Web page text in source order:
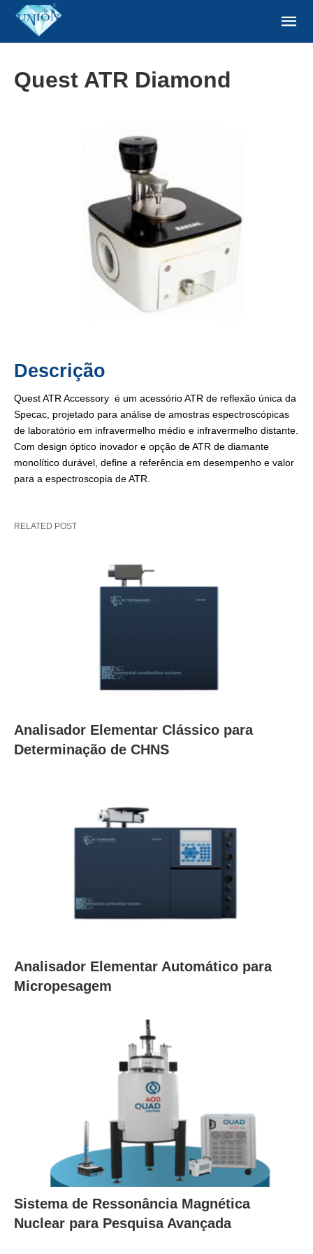
Quest ATR Diamond
Descrição
Quest ATR Accessory é um acessório ATR de reflexão única da
Specac, projetado para análise de amostras espectroscópicas
de laboratório em infravermelho médio e infravermelho distante.
Com design óptico inovador e opção de ATR de diamante
monolítico durável, define a referência em desempenho e valor
para a espectroscopia de ATR.
RELATED POST
Analisador Elementar Clássico para
Determinação de CHNS
Analisador Elementar Automático para
Micropesagem
Sistema de Ressonância Magnética
Nuclear para Pesquisa Avançada